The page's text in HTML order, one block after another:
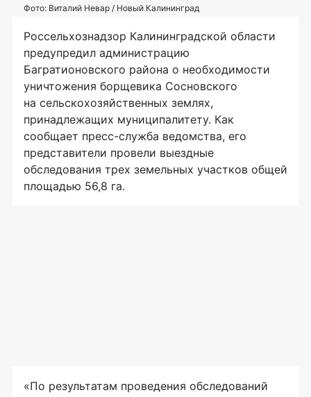
Фото: Виталий Невар / Новый Калининград
Россельхознадзор Калининградской области
предупредил администрацию
Багратионовского района о необходимости
уничтожения борщевика Сосновского
на сельскохозяйственных землях,
принадлежащих муниципалитету. Как
сообщает пресс-служба ведомства, его
представители провели выездные
обследования трех земельных участков общей
площадью 56,8 га.
«По результатам проведения обследований